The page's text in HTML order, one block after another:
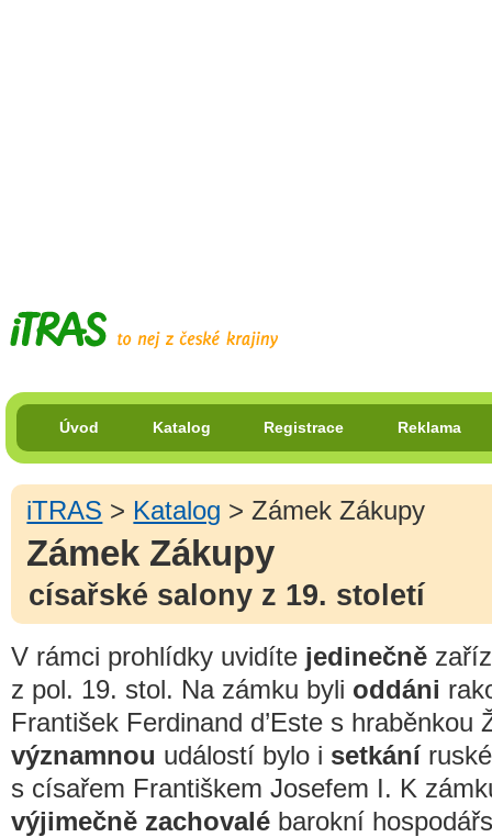
Úvod Katalog Registrace Reklama
iTRAS > Katalog > Zámek Zákupy
Zámek Zákupy
císařské salony z 19. století
V rámci prohlídky uvidíte jedinečně
z pol. 19. stol. Na zámku byli oddáni
František Ferdinand d’Este s hraběnkou
významnou událostí bylo i setkání
s císařem Františkem Josefem I. K
výjimečně zachovalé barokní